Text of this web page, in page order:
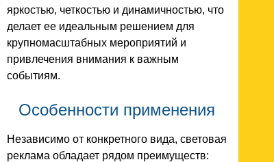
яркостью, четкостью и динамичностью, что
делает ее идеальным решением для
крупномасштабных мероприятий и
привлечения внимания к важным
событиям.
Особенности применения
Независимо от конкретного вида, световая
реклама обладает рядом преимуществ: